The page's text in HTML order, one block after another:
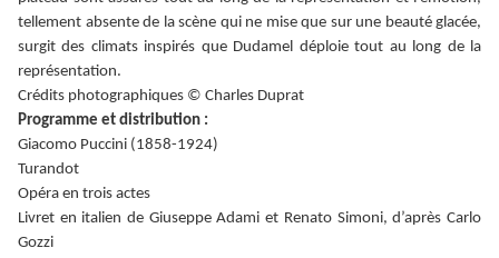
tellement absente de la scène qui ne mise que sur une beauté glacée,
surgit des climats inspirés que Dudamel déploie tout au long de la
représentation.
Crédits photographiques © Charles Duprat
Programme et distribution :
Giacomo Puccini (1858-1924)
Turandot
Opéra en trois actes
Livret en italien de Giuseppe Adami et Renato Simoni, d’après Carlo
Gozzi